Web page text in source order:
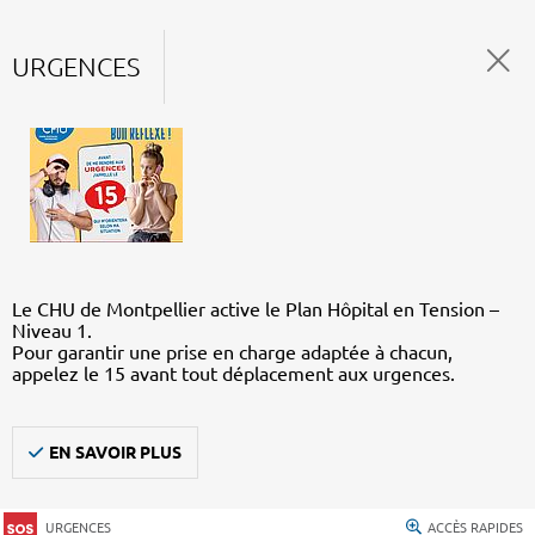
URGENCES
Le CHU de Montpellier active le Plan Hôpital en Tension –
Niveau 1.
Pour garantir une prise en charge adaptée à chacun,
appelez le 15 avant tout déplacement aux urgences.
EN SAVOIR PLUS
URGENCES ACCÈS RAPIDES